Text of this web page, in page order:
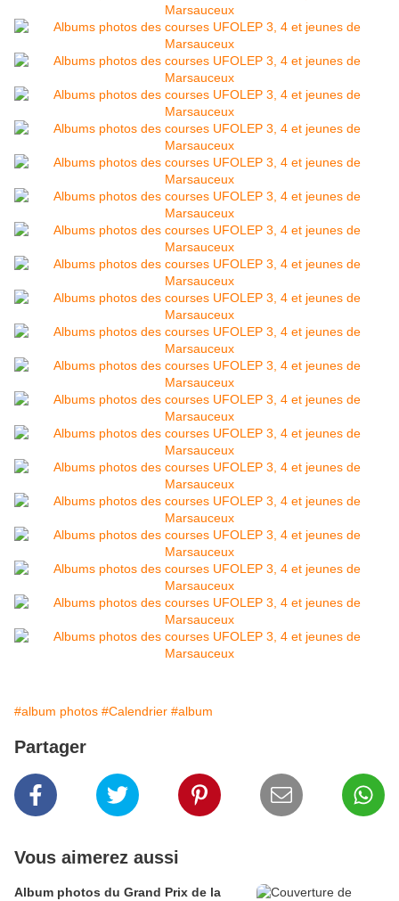
#album photos #Calendrier #album
Partager
Vous aimerez aussi
Album photos du Grand Prix de la